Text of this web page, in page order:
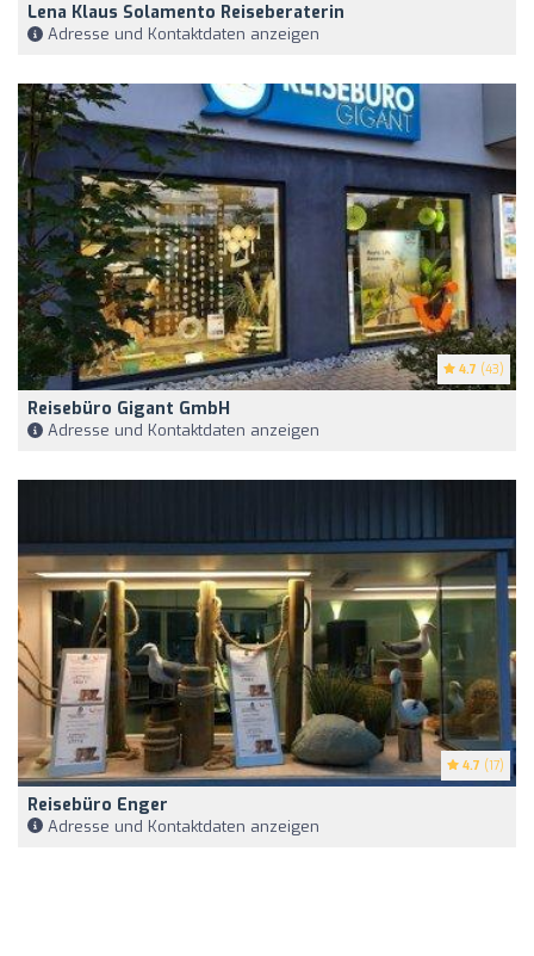
Lena Klaus Solamento Reiseberaterin
Adresse und Kontaktdaten anzeigen
4.7 (43)
Reisebüro Gigant GmbH
Adresse und Kontaktdaten anzeigen
4.7 (17)
Reisebüro Enger
Adresse und Kontaktdaten anzeigen